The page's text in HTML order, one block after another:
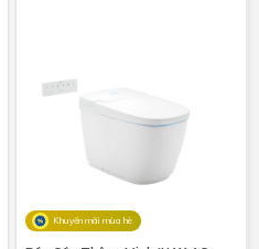
Khuyến mãi mùa hè